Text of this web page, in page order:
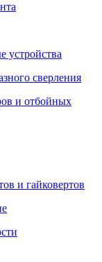
устройства
сверления
и отбойных
и гайковертов